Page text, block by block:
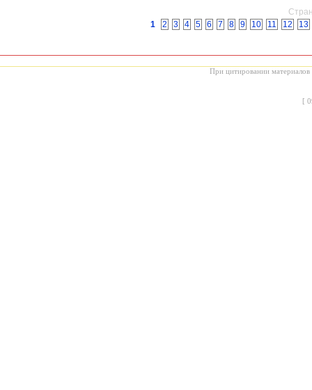
1
2 3 4 5 6 7 8 9 10 11 12 13
При цитировании материалов
[